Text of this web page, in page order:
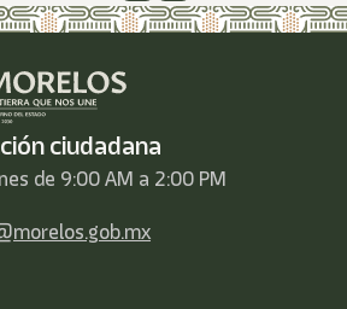
ciudadana
de 9:00 AM a 2:00 PM